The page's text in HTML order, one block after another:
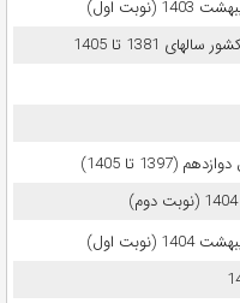
اول)
1381 تا 1405
اول)